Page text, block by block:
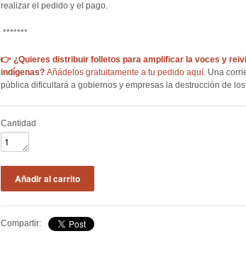
realizar el pedido y el pago.
*******
👉 ¿Quieres distribuir folletos para amplificar la voces y
indígenas? Añádelos gratuitamente a tu pedido aquí. Una
pública dificultará a gobiernos y empresas la destrucción de
Cantidad
Compartir: